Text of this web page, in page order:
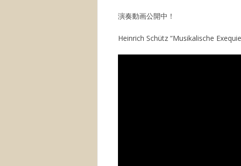
演奏動画公開中！
Heinrich Schütz “Musikalische